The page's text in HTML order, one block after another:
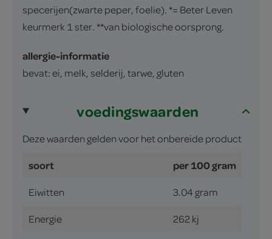
specerijen(zwarte peper, foelie). *= Beter Leven
keurmerk 1 ster. **van biologische oorsprong.
allergie-informatie
bevat: ei, melk, selderij, tarwe, gluten
voedingswaarden
Deze waarden gelden voor het onbereide product
soort per 100 gram
Eiwitten 3.04 gram
Energie 262 kj